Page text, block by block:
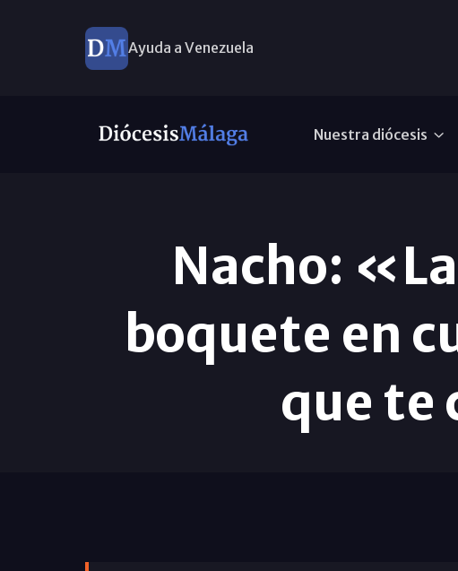
Ayuda a Venezuela
Nuestra diócesis
Nacho:
boquete en
que te